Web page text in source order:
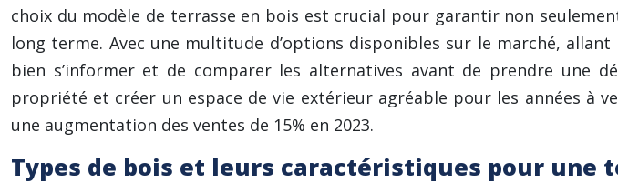
choix du modèle de terrasse en bois est crucial pour garantir non
long terme. Avec une multitude d’options disponibles sur le marché,
bien s’informer et de comparer les alternatives avant de prendre une
propriété et créer un espace de vie extérieur agréable pour les années à
une augmentation des ventes de 15% en 2023.
Types de bois et leurs caractéristiques pour une